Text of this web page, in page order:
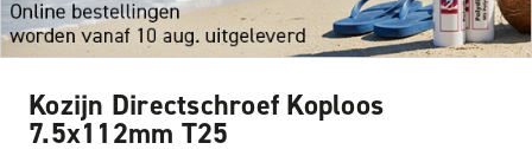
Kozijn Directschroef Koploos
7.5x112mm T25